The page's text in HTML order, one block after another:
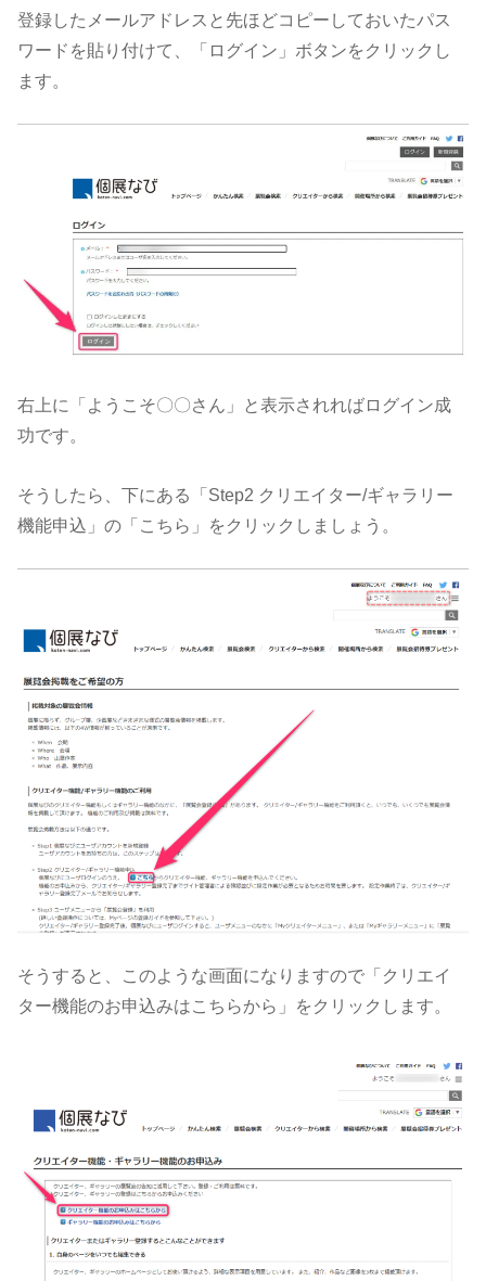
登録したメールアドレスと先ほどコピーしておいたパス
ワードを貼り付けて、「ログイン」ボタンをクリックし
ます。
右上に「ようこそ〇〇さん」と表示されればログイン成
功です。
そうしたら、下にある「Step2 クリエイター/ギャラリー
機能申込」の「こちら」をクリックしましょう。
そうすると、このような画面になりますので「クリエイ
ター機能のお申込みはこちらから」をクリックします。